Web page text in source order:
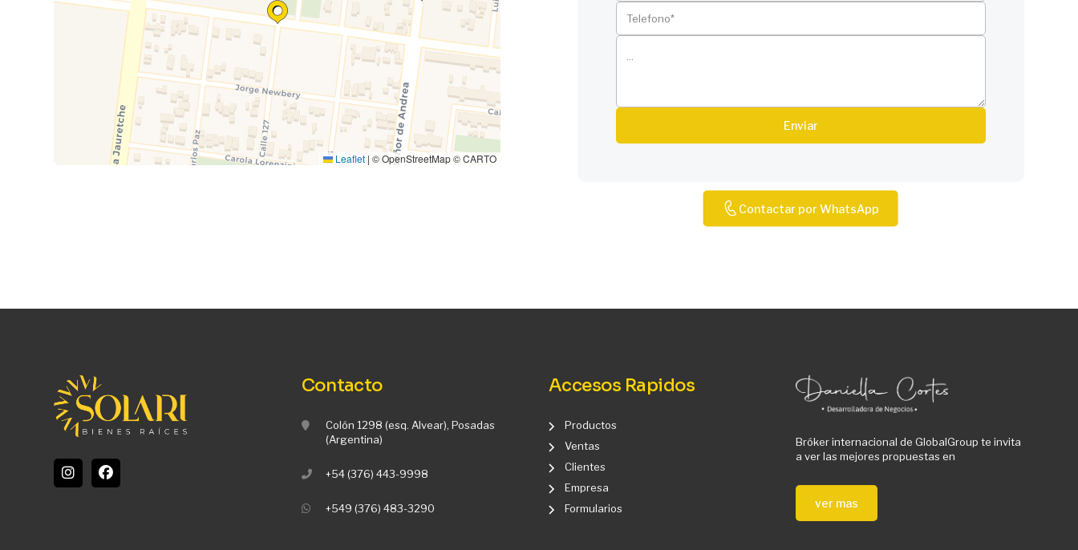
Leaflet | © OpenStreetMap © CARTO
Enviar
Contactar por WhatsApp
Contacto
Colón 1298 (esq. Alvear), Posadas
(Argentina)
+54 (376) 443-9998
+549 (376) 483-3290
Accesos Rapidos
Productos
Ventas
Clientes
Empresa
Formularios
Bróker internacional de GlobalGroup te invita
a ver las mejores propuestas en
ver mas